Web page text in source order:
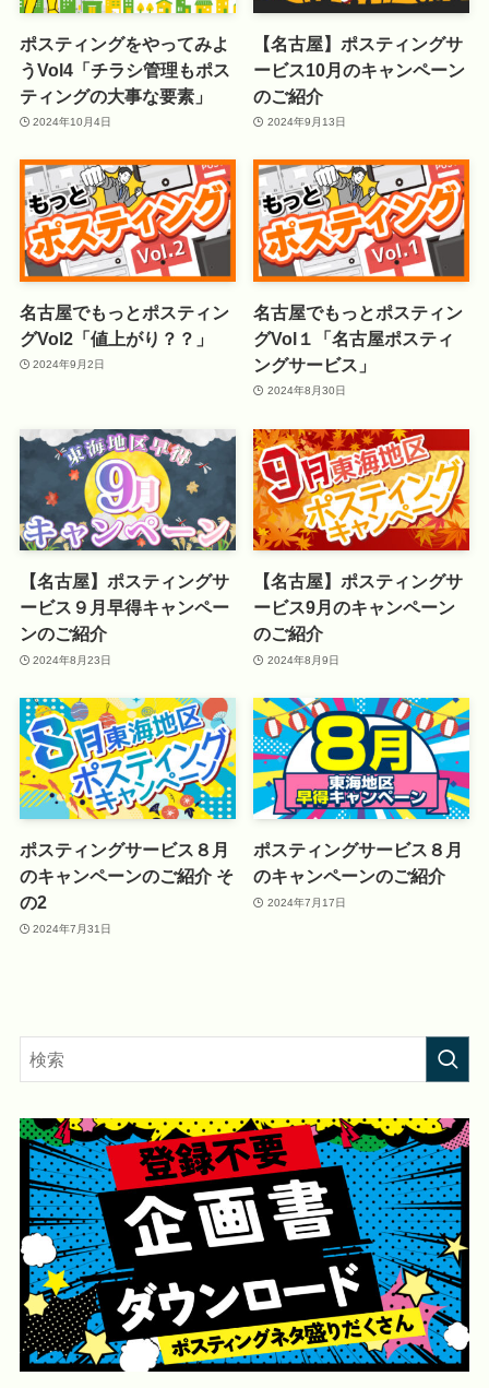
ポスティングをやってみよ
うVol4「チラシ管理もポス
ティングの大事な要素」
2024年10月4日
【名古屋】ポスティングサ
ービス10月のキャンペーン
のご紹介
2024年9月13日
名古屋でもっとポスティン
グVol2「値上がり？？」
2024年9月2日
名古屋でもっとポスティン
グVol１「名古屋ポスティ
ングサービス」
2024年8月30日
【名古屋】ポスティングサ
ービス９月早得キャンペー
ンのご紹介
2024年8月23日
【名古屋】ポスティングサ
ービス9月のキャンペーン
のご紹介
2024年8月9日
ポスティングサービス８月
のキャンペーンのご紹介 そ
の2
2024年7月31日
ポスティングサービス８月
のキャンペーンのご紹介
2024年7月17日